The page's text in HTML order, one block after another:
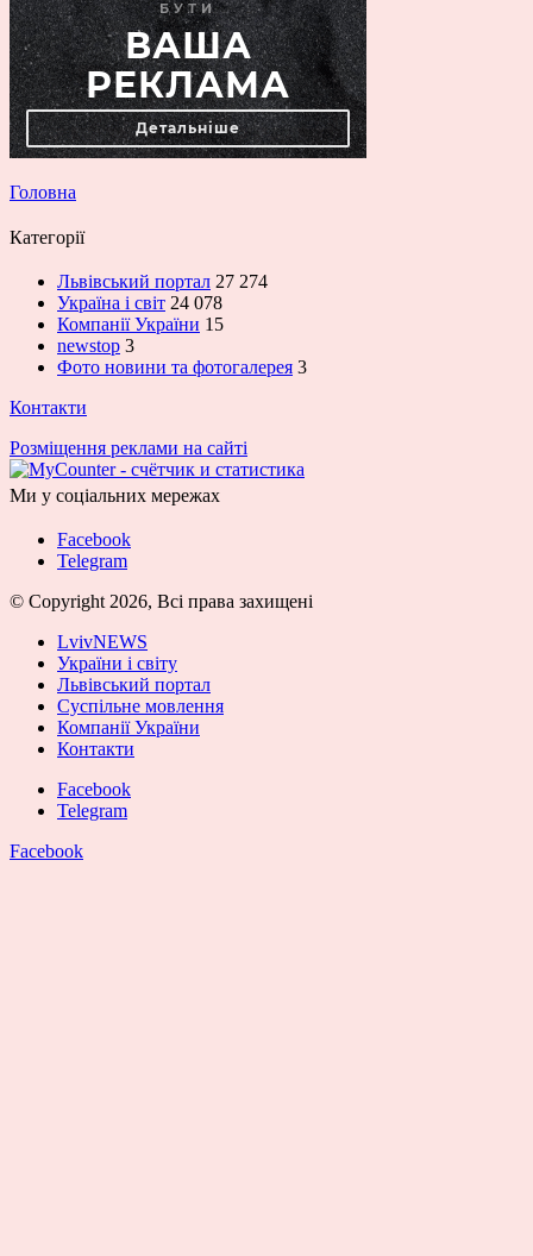
Головна
Категорії
Львівський портал 27 274
Україна і світ 24 078
Компанії України 15
newstop 3
Фото новини та фотогалерея 3
Контакти
Розміщення реклами на сайті
Ми у соціальних мережах
Facebook
Telegram
© Copyright 2026, Всі права захищені
LvivNEWS
України і світу
Львівський портал
Суспільне мовлення
Компанії України
Контакти
Facebook
Telegram
Facebook